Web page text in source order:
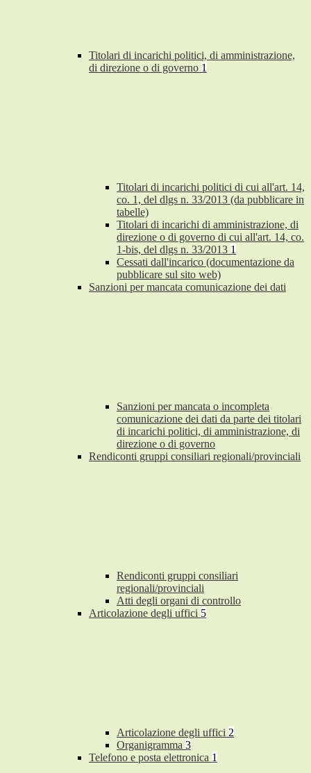
Titolari di incarichi politici, di amministrazione,
di direzione o di governo 1
Titolari di incarichi politici di cui all'art. 14,
co. 1, del dlgs n. 33/2013 (da pubblicare in
tabelle)
Titolari di incarichi di amministrazione, di
direzione o di governo di cui all'art. 14, co.
1-bis, del dlgs n. 33/2013 1
Cessati dall'incarico (documentazione da
pubblicare sul sito web)
Sanzioni per mancata comunicazione dei dati
Sanzioni per mancata o incompleta
comunicazione dei dati da parte dei titolari
di incarichi politici, di amministrazione, di
direzione o di governo
Rendiconti gruppi consiliari regionali/provinciali
Rendiconti gruppi consiliari
regionali/provinciali
Atti degli organi di controllo
Articolazione degli uffici 5
Articolazione degli uffici 2
Organigramma 3
Telefono e posta elettronica 1